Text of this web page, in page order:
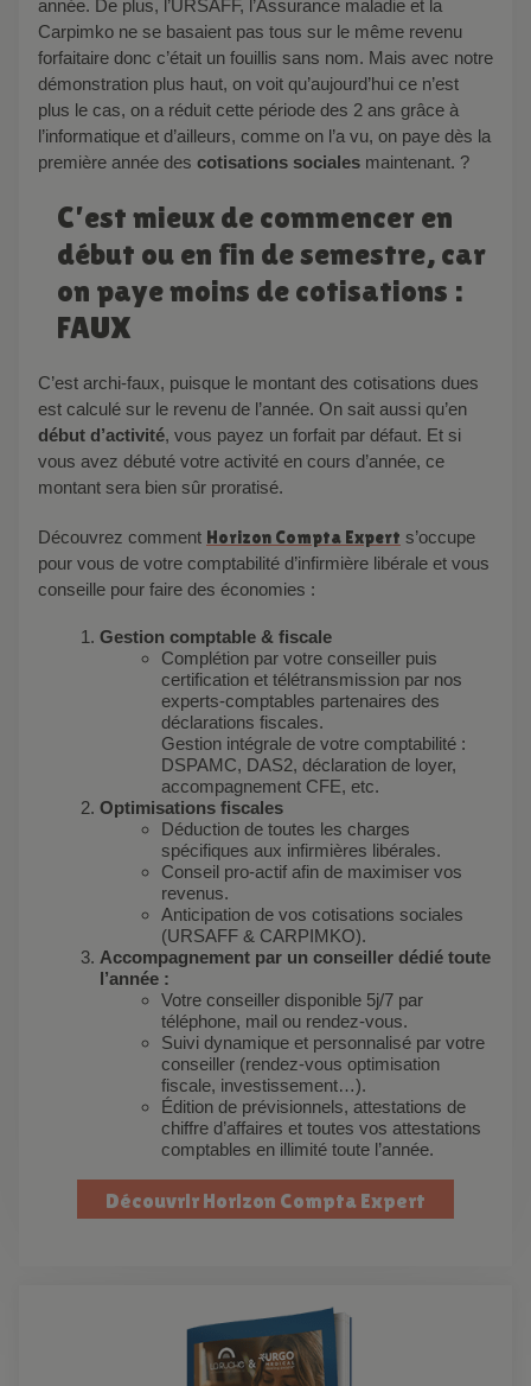
année. De plus, l’URSAFF, l’Assurance maladie et la
Carpimko ne se basaient pas tous sur le même revenu
forfaitaire donc c’était un fouillis sans nom. Mais avec notre
démonstration plus haut, on voit qu’aujourd’hui ce n’est
plus le cas, on a réduit cette période des 2 ans grâce à
l’informatique et d’ailleurs, comme on l’a vu, on paye dès la
première année des cotisations sociales maintenant. ?
C’est mieux de commencer en
début ou en fin de semestre, car
on paye moins de cotisations :
FAUX
C’est archi-faux, puisque le montant des cotisations dues
est calculé sur le revenu de l’année. On sait aussi qu’en
début d’activité, vous payez un forfait par défaut. Et si
vous avez débuté votre activité en cours d’année, ce
montant sera bien sûr proratisé.
Découvrez comment Horizon Compta Expert s’occupe
pour vous de votre comptabilité d’infirmière libérale et vous
conseille pour faire des économies :
Gestion comptable & fiscale
Complétion par votre conseiller puis
certification et télétransmission par nos
experts-comptables partenaires des
déclarations fiscales.
Gestion intégrale de votre comptabilité :
DSPAMC, DAS2, déclaration de loyer,
accompagnement CFE, etc.
Optimisations fiscales
Déduction de toutes les charges
spécifiques aux infirmières libérales.
Conseil pro-actif afin de maximiser vos
revenus.
Anticipation de vos cotisations sociales
(URSAFF & CARPIMKO).
Accompagnement par un conseiller dédié toute
l’année :
Votre conseiller disponible 5j/7 par
téléphone, mail ou rendez-vous.
Suivi dynamique et personnalisé par votre
conseiller (rendez-vous optimisation
fiscale, investissement…).
Édition de prévisionnels, attestations de
chiffre d’affaires et toutes vos attestations
comptables en illimité toute l’année.
Découvrir Horizon Compta Expert